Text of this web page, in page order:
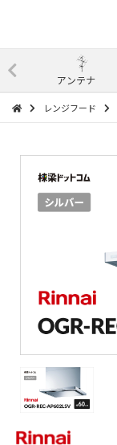
アンテナ
レンジフード